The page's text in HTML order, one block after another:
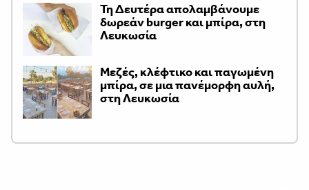
Τη Δευτέρα απολαμβάνουμε
δωρεάν burger και μπίρα, στη
Λευκωσία
Μεζές, κλέφτικο και παγωμένη
μπίρα, σε μια πανέμορφη αυλή,
στη Λευκωσία